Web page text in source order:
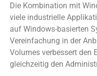
Die Kombination mit
viele industrielle
auf Windows-basierten
Vereinfachung in der
Volumes verbessert den
gleichzeitig den